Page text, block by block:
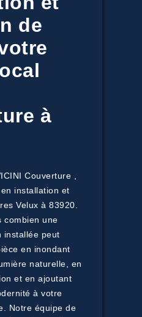
de
à
Couverture ,
installation et
Velux à 83920.
combien une
installée peut
en inondant
naturelle, en
et en ajoutant
à votre
Notre équipe de